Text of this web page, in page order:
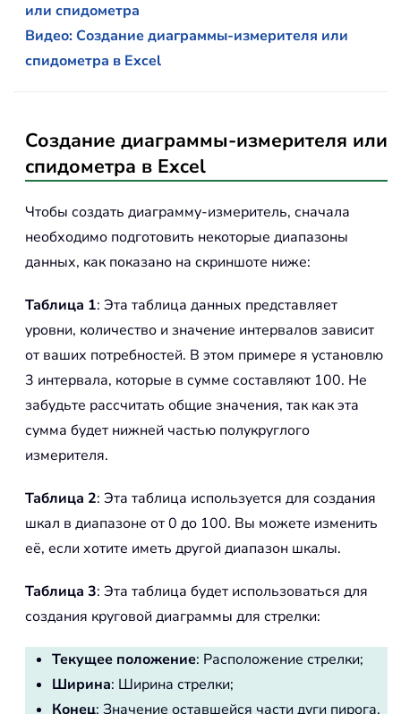
или спидометра
Видео: Создание диаграммы-измерителя или
спидометра в Excel
Создание диаграммы-измерителя или
спидометра в Excel
Чтобы создать диаграмму-измеритель, сначала
необходимо подготовить некоторые диапазоны
данных, как показано на скриншоте ниже:
Таблица 1: Эта таблица данных представляет
уровни, количество и значение интервалов зависит
от ваших потребностей. В этом примере я установлю
3 интервала, которые в сумме составляют 100. Не
забудьте рассчитать общие значения, так как эта
сумма будет нижней частью полукруглого
измерителя.
Таблица 2: Эта таблица используется для создания
шкал в диапазоне от 0 до 100. Вы можете изменить
её, если хотите иметь другой диапазон шкалы.
Таблица 3: Эта таблица будет использоваться для
создания круговой диаграммы для стрелки:
Текущее положение: Расположение стрелки;
Ширина: Ширина стрелки;
Конец: Значение оставшейся части дуги пирога,